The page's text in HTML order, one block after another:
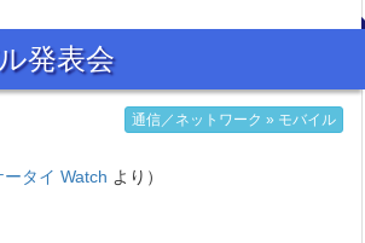
発表会
通信／ネットワーク » モバイル
ータイ Watch より）